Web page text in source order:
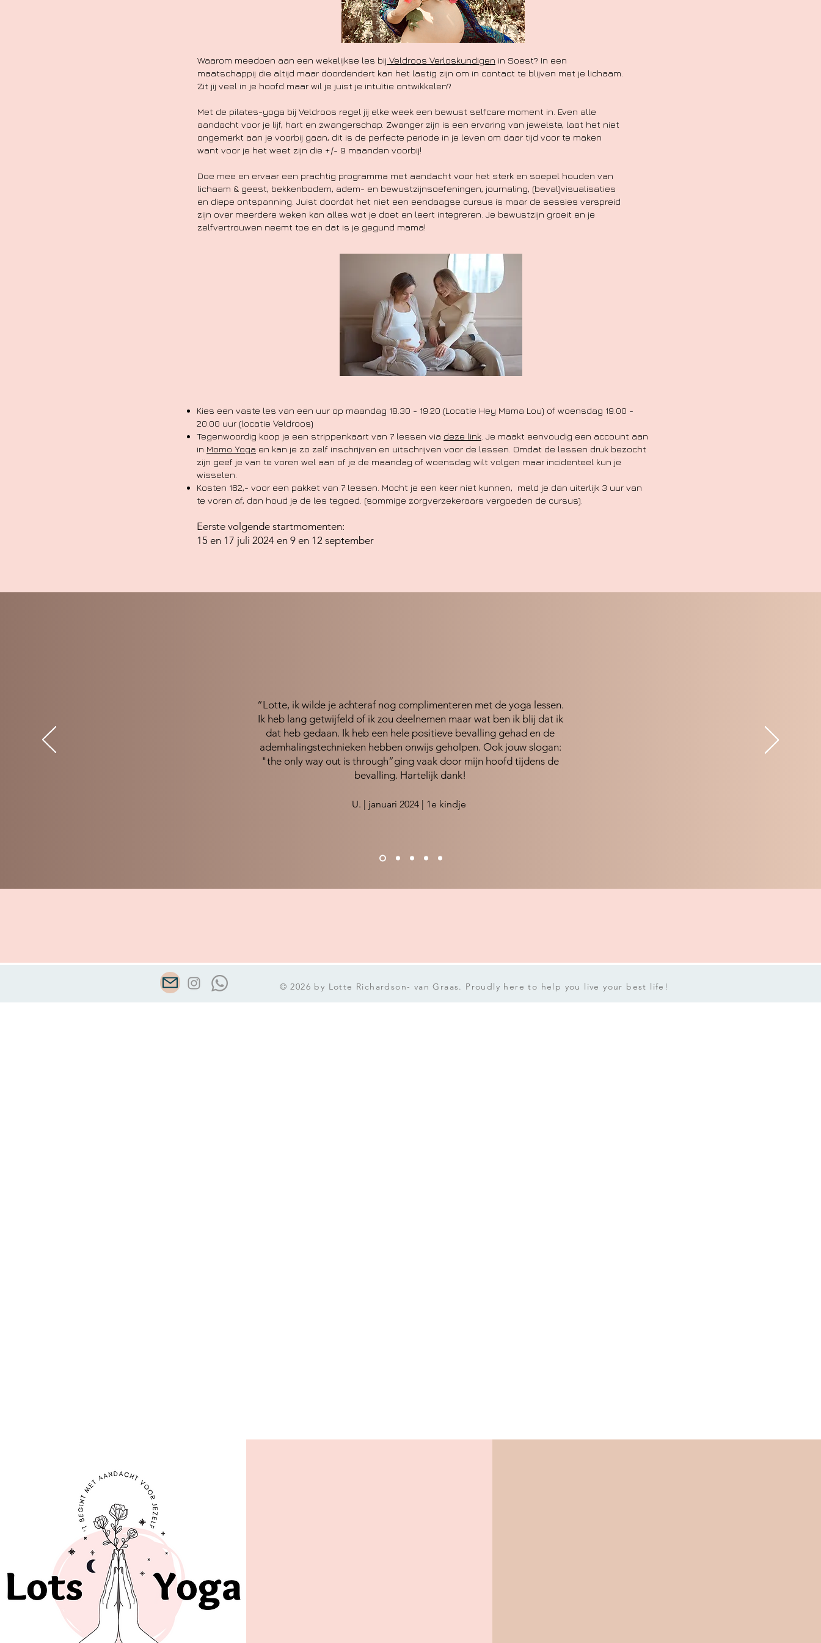
Waarom meedoen aan een wekelijkse les bij Veldroos Verloskundigen in Soest? In een
maatschappij die altijd maar doordendert kan het lastig zijn om in contact te blijven met je lichaam.
Zit jij veel in je hoofd maar wil je juist je intuïtie ontwikkelen?
Met de pilates-yoga bij Veldroos regel jij elke week een bewust selfcare moment in. Even alle
aandacht voor je lijf, hart en zwangerschap. Zwanger zijn is een ervaring van jewelste, laat het niet
ongemerkt aan je voorbij gaan, dit is de perfecte periode in je leven om daar tijd voor te maken
want voor je het weet zijn die +/- 9 maanden voorbij!
Doe mee en ervaar een prachtig programma met aandacht voor het sterk en soepel houden van
lichaam & geest, bekkenbodem, adem- en bewustzijnsoefeningen, journaling, (beval)visualisaties
en diepe ontspanning. Juist doordat het niet een eendaagse cursus is maar de sessies verspreid
zijn over meerdere weken kan alles wat je doet en leert integreren. Je bewustzijn groeit en je
zelfvertrouwen neemt toe en dat is je gegund mama!
Kies een vaste les van een uur op maandag 18.30 - 19.20 (Locatie Hey Mama Lou) of woensdag 19.00 -
20.00 uur (locatie Veldroos)
Tegenwoordig koop je een strippenkaart van 7 lessen via deze link . Je maakt eenvoudig een account aan
in Momo Yoga en kan je zo zelf inschrijven en uitschrijven voor de lessen. Omdat de lessen druk bezocht
zijn geef je van te voren wel aan of je de maandag of woensdag wilt volgen maar incidenteel kun je
wisselen.
Kosten 162,- voor een pakket van 7 lessen. Mocht je een keer niet kunnen, meld je dan uiterlijk 3 uur van
te voren af, dan houd je de les tegoed. (sommige zorgverzekeraars vergoeden de cursus).
Eerste volgende startmomenten:
15 en 17 juli 2024 en 9 en 12 september
“Lotte, ik wilde je achteraf nog complimenteren met de yoga lessen.
Ik heb lang getwijfeld of ik zou deelnemen maar wat ben ik blij dat ik
dat heb gedaan. Ik heb een hele positieve bevalling gehad en de
ademhalingstechnieken hebben onwijs geholpen. Ook jouw slogan:
"the only way out is through”ging vaak door mijn hoofd tijdens de
bevalling. Hartelijk dank!
U. | januari 2024 | 1e kindje
© 2026 by Lotte Richardson- van Graas. Proudly here to help you live your best life!